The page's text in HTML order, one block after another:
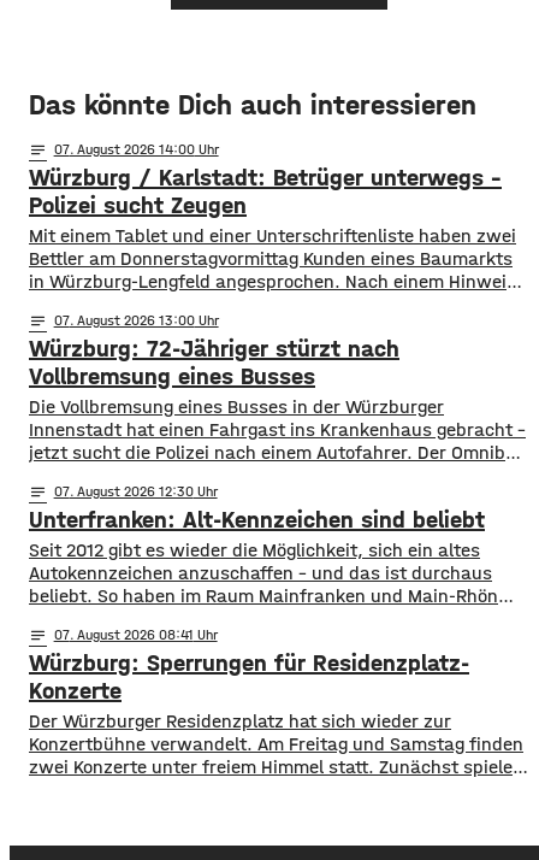
Das könnte Dich auch interessieren
notes 07. August 2026 14:00
Würzburg / Karlstadt: Betrüger unterwegs –
Polizei sucht Zeugen
Mit einem Tablet und einer Unterschriftenliste haben zwei
Bettler am Donnerstagvormittag Kunden eines Baumarkts
in Würzburg-Lengfeld angesprochen. Nach einem Hinweis
rumänisches Paar im Alter von 26 und 27 Jahren.
Strafbare Hinweise auf einen Betrug ergaben sich nicht.
Die Polizei bittet trotzdem mögliche Zeugen oder
angesprochene Personen,
notes 07. August 2026 13:00
Würzburg: 72-Jähriger stürzt nach
Vollbremsung eines Busses
Die Vollbremsung eines Busses in der Würzburger
Innenstadt hat einen Fahrgast ins Krankenhaus gebracht –
jetzt sucht die Polizei nach einem Autofahrer. Der Omnibus
abrupt bremsen, weil ein silberner Toyota plötzlich die
Fahrspur wechselte und vor den Bus fuhr. Ein 72-jähriger
Fahrgast stürzte dabei und wurde leicht verletzt und kam
notes 07. August 2026 12:30
Unterfranken: Alt-Kennzeichen sind beliebt
Seit 2012 gibt es wieder die Möglichkeit, sich ein altes
Autokennzeichen anzuschaffen – und das ist durchaus
beliebt. So haben im Raum Mainfranken und Main-Rhön
sind es mit rund 11.900 mit dem Kennzeichen OCH für den
Altlandkreis Ochsenfurt. Dahinter kommen EBN für Ebern
mit fast 8.800 und
notes 07. August 2026 08:41
Würzburg: Sperrungen für Residenzplatz-
Konzerte
Der Würzburger Residenzplatz hat sich wieder zur
Konzertbühne verwandelt. Am Freitag und Samstag finden
zwei Konzerte unter freiem Himmel statt. Zunächst spielen